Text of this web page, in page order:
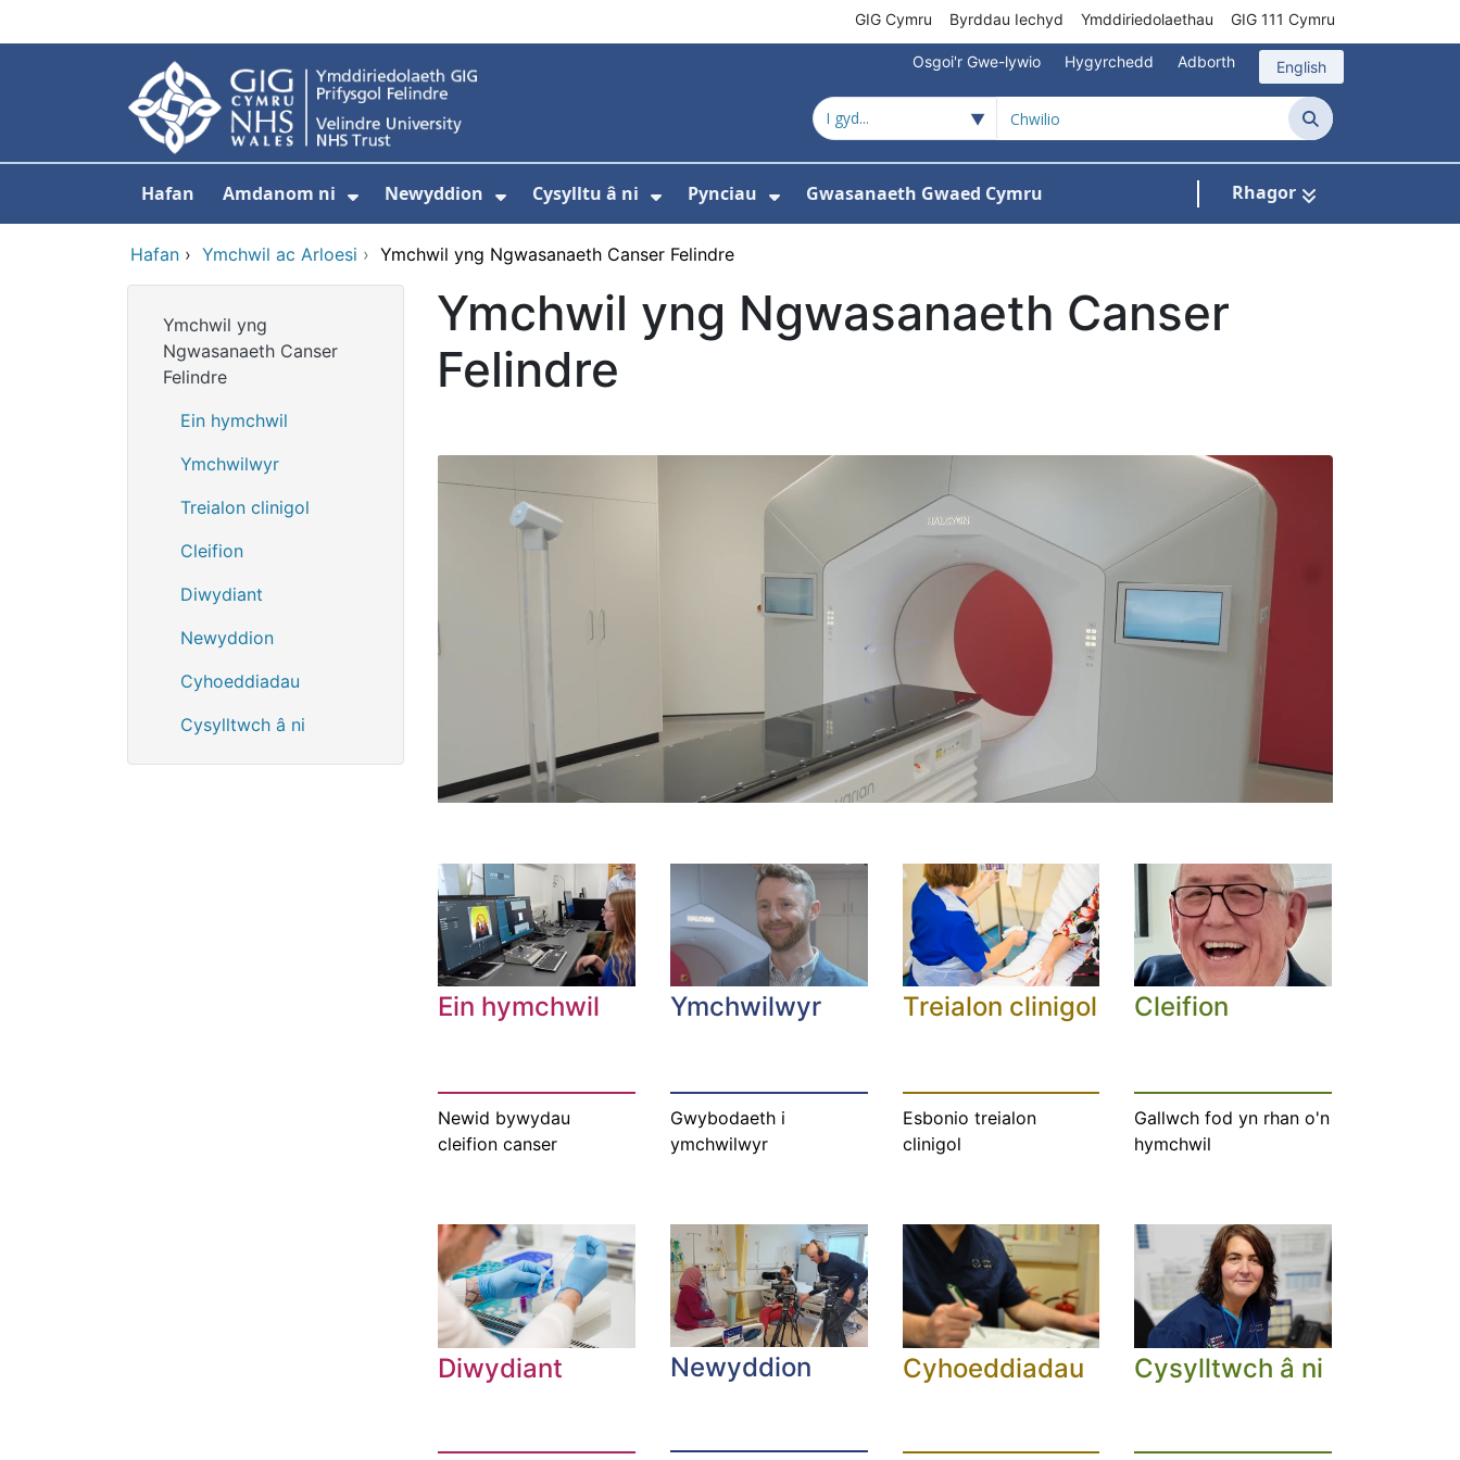
GIG Cymru Byrddau Iechyd Ymddiriedolaethau GIG 111 Cymru
Osgoi'r Gwe-lywio Hygyrchedd Adborth English
Chwilio
Hafan Amdanom ni Newyddion Cysylltu â ni Pynciau Gwasanaeth Gwaed Cymru Rhagor
Hafan › Ymchwil ac Arloesi › Ymchwil yng Ngwasanaeth Canser Felindre
Ymchwil yng
Ngwasanaeth Canser
Felindre
Ein hymchwil
Ymchwilwyr
Treialon clinigol
Cleifion
Diwydiant
Newyddion
Cyhoeddiadau
Cysylltwch â ni
Ymchwil yng Ngwasanaeth Canser
Felindre
Ein hymchwil
Newid bywydau
cleifion canser
Ymchwilwyr
Gwybodaeth i
ymchwilwyr
Treialon clinigol
Esbonio treialon
clinigol
Cleifion
Gallwch fod yn rhan o'n
hymchwil
Diwydiant Newyddion Cyhoeddiadau Cysylltwch â ni